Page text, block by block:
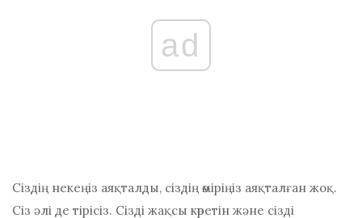
ad
Сіздің некеңіз аяқталды, сіздің өміріңіз аяқталған жоқ.
Сіз әлі де тірісіз. Сізді жақсы көретін және сізді